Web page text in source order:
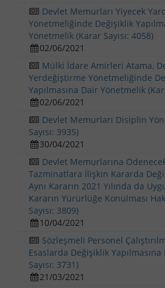
Devlet Memurları Yiyecek
Yönetmeliğinde Değişiklik
Yönetmelik (Karar Sayısı: 4058)
02/06/2021
Mülki İdare Amirleri Atama,
Yerdeğiştirme Yönetmeliğinde
Yapılmasına Dair Yönetmelik
02/06/2021
Devlet Memurları Disiplin
Sayısı: 3935)
30/04/2021
Devlet Memurlarına
Tazminatlara İlişkin Kararda
Aynı Kararın 2021 Yılında da
Kararın Yürürlüğe Konulması
Sayısı: 3809)
10/04/2021
Sözleşmeli Personel
Esaslarda Değişiklik
Sayısı: 3731)
21/03/2021